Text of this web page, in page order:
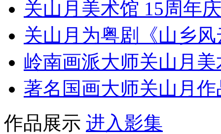
关山月美术馆 15周年
关山月为粤剧《山乡
岭南画派大师关山月
著名国画大师关山月
作品展示 进入影集